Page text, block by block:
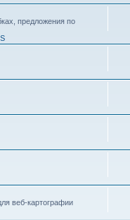
предложения по
веб-картографии